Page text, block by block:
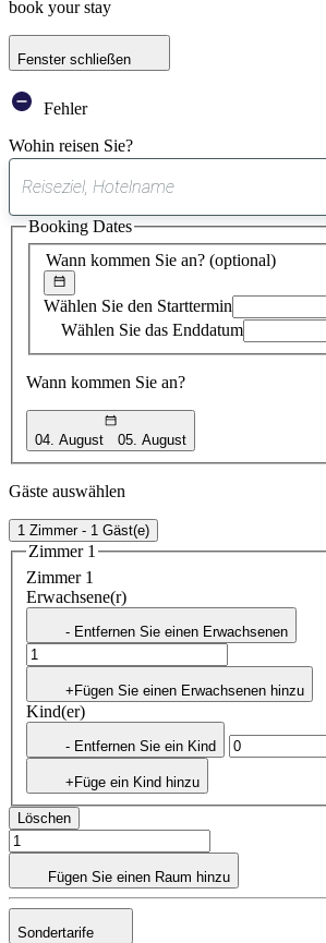
book your stay
Fenster schließen
Fehler
Wohin reisen Sie?
gefundener
Vorschlag
Wann kommen Sie an? (optional)
Wählen Sie den Starttermin
Wählen Sie das Enddatum
Wann kommen Sie an?
04. August 05. August
Booking Dates
Gäste auswählen
1 Zimmer - 1 Gäst(e)
Zimmer 1
Zimmer 1
Erwachsene(r)
- Entfernen Sie einen Erwachsenen
+Fügen Sie einen Erwachsenen hinzu
Kind(er)
- Entfernen Sie ein Kind
+Füge ein Kind hinzu
Löschen
Fügen Sie einen Raum hinzu
Sondertarife